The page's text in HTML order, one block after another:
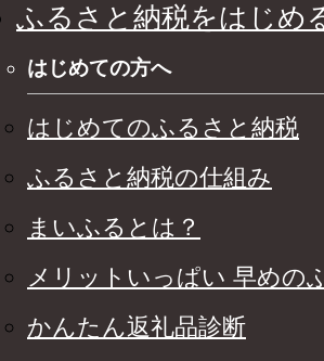
ふるさと納税をはじめ
はじめての方へ
はじめてのふるさと納税
ふるさと納税の仕組み
まいふるとは？
メリットいっぱい 早めの
かんたん返礼品診断